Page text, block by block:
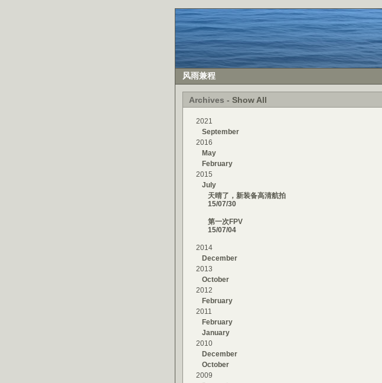
风雨兼程
Archives - Show All
2021
September
2016
May
February
2015
July
天晴了，新装备高清航拍
15/07/30
第一次FPV
15/07/04
2014
December
2013
October
2012
February
2011
February
January
2010
December
October
2009